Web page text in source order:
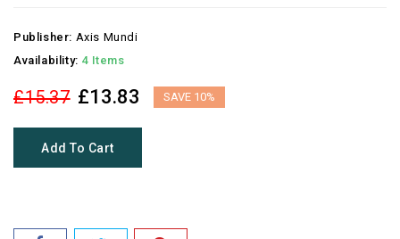
Publisher: Axis Mundi
Availability: 4 Items
£15.37 £13.83 SAVE 10%
Add To Cart